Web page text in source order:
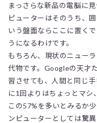
まっさらな新品の電脳に
ピューターはそのうち、
いう盤面ならここに置く
うになるわけです。
もちろん、現状のニュー
代物です。Googleの天才
習させても、人間と同じ
に1回よりはちょっとマシ
この57%を多いとみるか
ンピューターとしては驚